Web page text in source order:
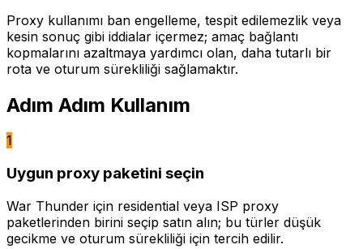
Proxy kullanımı ban engelleme, tespit edilemezlik veya
kesin sonuç gibi iddialar içermez; amaç bağlantı
kopmalarını azaltmaya yardımcı olan, daha tutarlı bir
rota ve oturum sürekliliği sağlamaktır.
Adım Adım Kullanım
1
Uygun proxy paketini seçin
War Thunder için residential veya ISP proxy
paketlerinden birini seçip satın alın; bu türler düşük
gecikme ve oturum sürekliliği için tercih edilir.